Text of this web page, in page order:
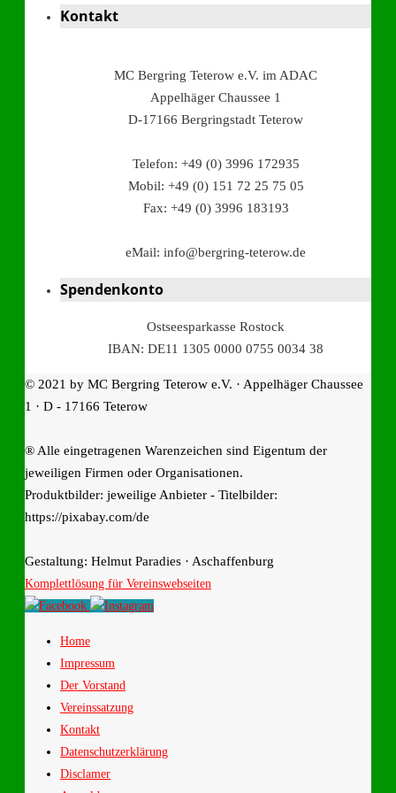
Kontakt
MC Bergring Teterow e.V. im ADAC
Appelhäger Chaussee 1
D-17166 Bergringstadt Teterow
Telefon: +49 (0) 3996 172935
Mobil: +49 (0) 151 72 25 75 05
Fax: +49 (0) 3996 183193
eMail: info@bergring-teterow.de
Spendenkonto
Ostseesparkasse Rostock
IBAN: DE11 1305 0000 0755 0034 38
© 2021 by MC Bergring Teterow e.V. · Appelhäger Chaussee
1 · D - 17166 Teterow
® Alle eingetragenen Warenzeichen sind Eigentum der
jeweiligen Firmen oder Organisationen.
Produktbilder: jeweilige Anbieter - Titelbilder:
https://pixabay.com/de
Gestaltung: Helmut Paradies · Aschaffenburg
Komplettlösung für Vereinswebseiten
Home
Impressum
Der Vorstand
Vereinssatzung
Kontakt
Datenschutzerklärung
Disclamer